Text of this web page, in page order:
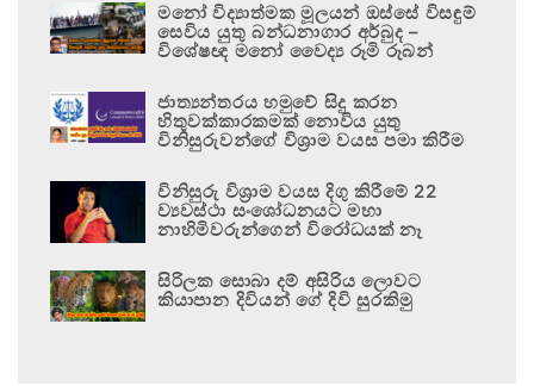
මනෝ විද්‍යාත්මක මූලයන් ඔස්සේ විසඳුම්
සෙවිය යුතු බන්ධනාගාර අර්බුද –
විශේෂඥ මනෝ වෛද්‍ය රූමි රූබන්
ජාත්‍යන්තරය හමුවේ සිදු කරන
හිතුවක්කාරකමක් නොවිය යුතු
විනිසුරුවන්ගේ විශ්‍රාම වයස පමා කිරීම
විනිසුරු විශ්‍රාම වයස දිගු කිරීමේ 22
ව්‍යවස්ථා සංශෝධනයට මහා
නාහිමිවරුන්ගෙන් විරෝධයක් නෑ
සිරිලක සොබා දම් අසිරිය ලොවට
කියාපාන දිවියන් ගේ දිවි සුරකිමු